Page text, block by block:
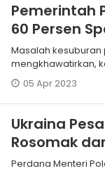
Pemerintah
60 Persen
Normal
Masalah
mengkhawatirkan,
kantor berita
05 Apr 2023
Ukraina
Rosomak
Perdana Menteri